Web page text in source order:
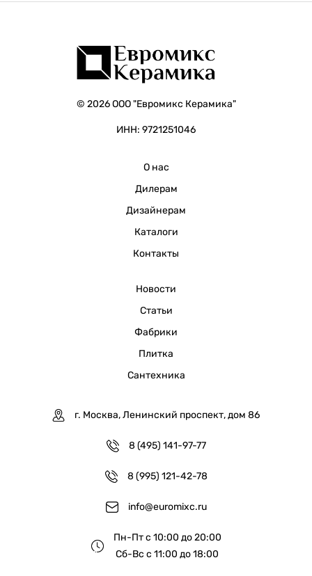
© 2026 ООО "Евромикс Керамика"
ИНН: 9721251046
О нас
Дилерам
Дизайнерам
Каталоги
Контакты
Новости
Статьи
Фабрики
Плитка
Сантехника
г. Москва, Ленинский проспект, дом 86
8 (495) 141-97-77
8 (995) 121-42-78
info@euromixc.ru
Пн-Пт с 10:00 до 20:00
Сб-Вс с 11:00 до 18:00